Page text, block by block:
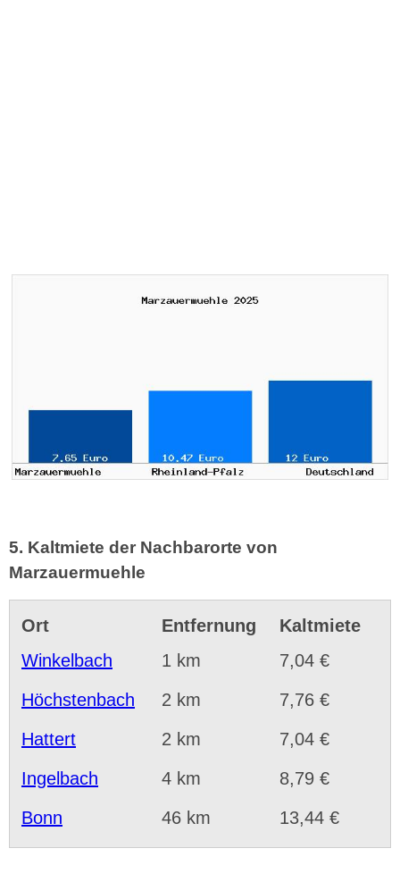
5. Kaltmiete der Nachbarorte von
Marzauermuehle
Ort Entfernung
Kaltmiete
Winkelbach
1 km
7,04 €
Höchstenbach
2 km
7,76 €
Hattert
2 km
7,04 €
Ingelbach
4 km
8,79 €
Bonn
46 km 13,44 €